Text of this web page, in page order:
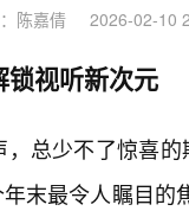
陈嘉倩 2026-02-10
锁视听新次元
，总少不了惊喜
末最令人瞩目